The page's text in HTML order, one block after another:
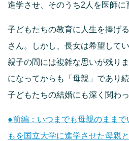
進学させ、そのうち2人を医師に
子どもたちの教育に人生を捧げ
さん。しかし、長女は希望して
親子の間には複雑な思いが残り
になってからも「母親」であり
子どもたちの結婚にも深く関わ
●前編：いつまでも母親のまま
もを国立大学に進学させた母親